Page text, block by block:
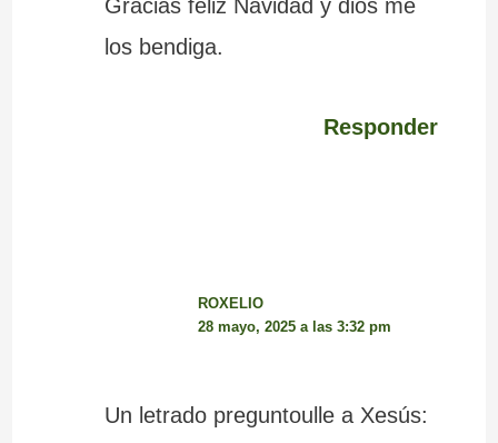
Gracias feliz Navidad y dios me
los bendiga.
Responder
ROXELIO
28 mayo, 2025 a las 3:32 pm
Un letrado preguntoulle a Xesús: